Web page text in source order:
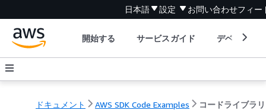
日本語 設定 お問い合わせフィー
開始する サービスガイド デベロッパ
ドキュメント AWS SDK Code Examples コードライブラリ